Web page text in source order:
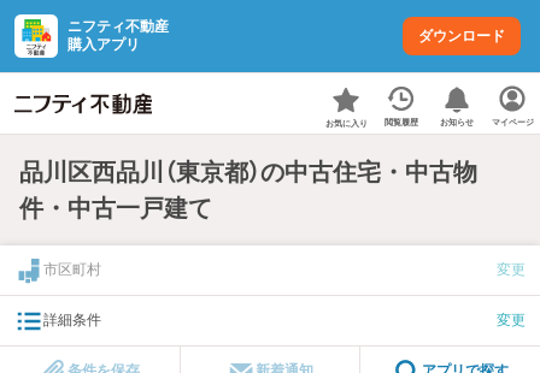
ニフティ不動産
購入アプリ
ダウンロード
お気に入り 閲覧履歴 お知らせ マイページ
品川区西品川（東京都）の中古住宅・中古物
件・中古一戸建て
市区町村 変更
詳細条件 変更